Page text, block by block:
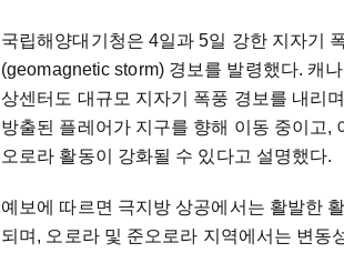
국립해양대기청은 4일과 5일 강한 지자기
(geomagnetic storm) 경보를 발령했다. 캐나
상센터도 대규모 지자기 폭풍 경보를 내리
방출된 플레어가 지구를 향해 이동 중이고,
오로라 활동이 강화될 수 있다고 설명했다.
예보에 따르면 극지방 상공에서는 활발한
되며, 오로라 및 준오로라 지역에서는 변동